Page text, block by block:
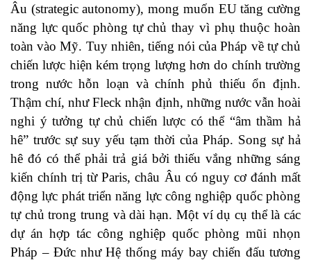
Âu (strategic autonomy), mong muốn EU tăng cường
năng lực quốc phòng tự chủ thay vì phụ thuộc hoàn
toàn vào Mỹ. Tuy nhiên, tiếng nói của Pháp về tự chủ
chiến lược hiện kém trọng lượng hơn do chính trường
trong nước hỗn loạn và chính phủ thiếu ổn định.
Thậm chí, như Fleck nhận định, những nước vẫn hoài
nghi ý tưởng tự chủ chiến lược có thể “âm thầm hả
hê” trước sự suy yếu tạm thời của Pháp. Song sự hả
hê đó có thể phải trả giá bởi thiếu vắng những sáng
kiến chính trị từ Paris, châu Âu có nguy cơ đánh mất
động lực phát triển năng lực công nghiệp quốc phòng
tự chủ trong trung và dài hạn. Một ví dụ cụ thể là các
dự án hợp tác công nghiệp quốc phòng mũi nhọn
Pháp – Đức như Hệ thống máy bay chiến đấu tương